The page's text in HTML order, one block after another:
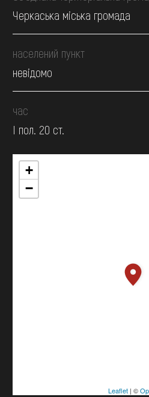
Черкаська міська громада
населений пункт
невідомо
час
І пол. 20 ст.
+
−
Leaflet| ©